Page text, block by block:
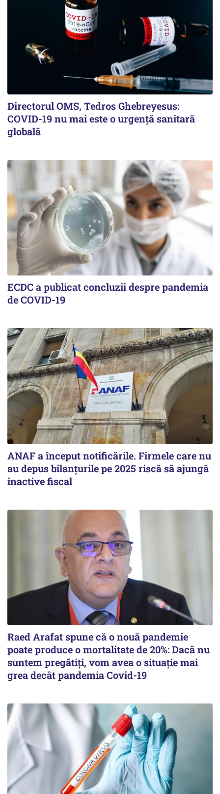
Directorul OMS, Tedros Ghebreyesus:
COVID-19 nu mai este o urgenţă sanitară
globală
ECDC a publicat concluzii despre pandemia
de COVID-19
ANAF a început notificările. Firmele care nu
au depus bilanțurile pe 2025 riscă să ajungă
inactive fiscal
Raed Arafat spune că o nouă pandemie
poate produce o mortalitate de 20%: Dacă nu
suntem pregătiți, vom avea o situație mai
grea decât pandemia Covid-19